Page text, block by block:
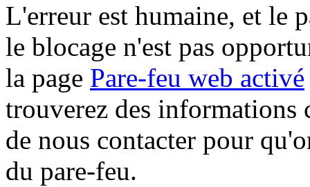
L'erreur est humaine, et le
le blocage n'est pas
la page Pare-feu web activé
trouverez des informations
de nous contacter pour
du pare-feu.